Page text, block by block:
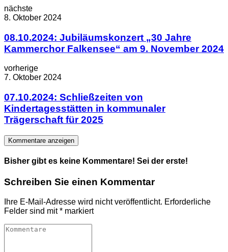
nächste
8. Oktober 2024
08.10.2024: Jubiläumskonzert „30 Jahre
Kammerchor Falkensee“ am 9. November 2024
vorherige
7. Oktober 2024
07.10.2024: Schließzeiten von
Kindertagesstätten in kommunaler
Trägerschaft für 2025
Kommentare anzeigen
Bisher gibt es keine Kommentare! Sei der erste!
Schreiben Sie einen Kommentar
Ihre E-Mail-Adresse wird nicht veröffentlicht. Erforderliche
Felder sind mit* markiert